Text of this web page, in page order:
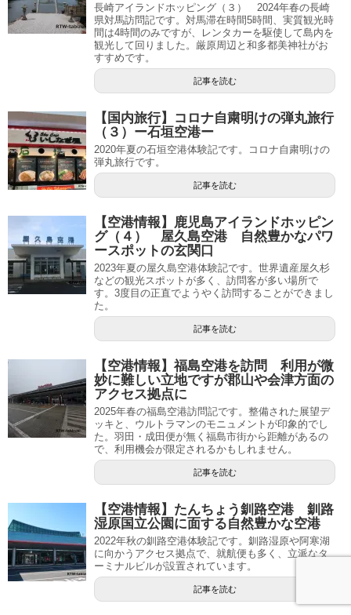
長崎アイランドホッピング（３） 2024年春の長崎
県対馬訪問記です。対馬滞在時間5時間、実質観光時
間は4時間のみですが、レンタカーを駆使して島内を
観光して回りました。厳原周辺と和多都美神社がお
すすめです。
記事を読む
【国内旅行】コロナ自粛明けの弾丸旅行
（３）ー石垣空港ー
2020年夏の石垣空港体験記です。コロナ自粛明けの
弾丸旅行です。
記事を読む
【空港情報】鹿児島アイランドホッピン
グ（４） 屋久島空港 自然豊かなパワ
ースポットの玄関口
2023年夏の屋久島空港体験記です。世界遺産屋久杉
などの観光スポットが多く、訪問客が多い場所で
す。3度目の正直でようやく訪問することができまし
た。
記事を読む
【空港情報】福島空港を訪問 利用が微
妙に難しい立地ですが郡山や会津方面の
アクセス拠点に
2025年春の福島空港訪問記です。整備された展望デ
ッキと、ウルトラマンのモニュメントが印象的でし
た。羽田・成田便が無く福島市街から距離があるの
で、利用機会が限定されるかもしれません。
記事を読む
【空港情報】たんちょう釧路空港 釧路
湿原国立公園に面する自然豊かな空港
2022年秋の釧路空港体験記です。釧路湿原や阿寒湖
に向かうアクセス拠点で、就航便も多く、立派なタ
ーミナルビルが設置されています。
記事を読む